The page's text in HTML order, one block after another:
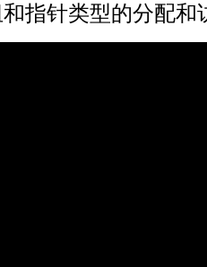
指针类型的分配和